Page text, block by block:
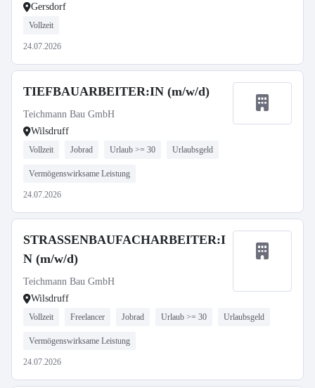
Gersdorf
Vollzeit
24.07.2026
TIEFBAUARBEITER:IN (m/w/d)
Teichmann Bau GmbH
Wilsdruff
Vollzeit Jobrad Urlaub >= 30 Urlaubsgeld
Vermögenswirksame Leistung
24.07.2026
STRASSENBAUFACHARBEITER:I
N (m/w/d)
Teichmann Bau GmbH
Wilsdruff
Vollzeit Freelancer Jobrad Urlaub >= 30 Urlaubsgeld
Vermögenswirksame Leistung
24.07.2026